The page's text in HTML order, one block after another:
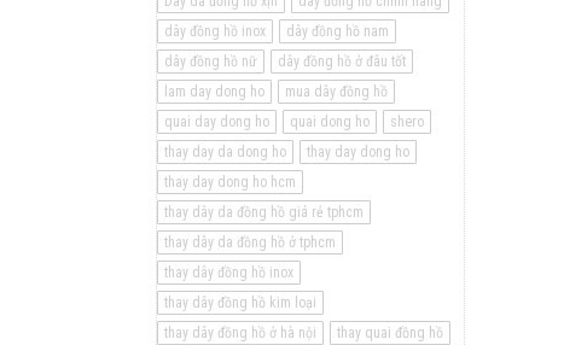
dây đồng hồ inox
dây đồng hồ nam
dây đồng hồ nữ
dây đồng hồ ở đâu tốt
lam day dong ho
mua dây đồng hồ
quai day dong ho
quai dong ho
shero
thay day da dong ho
thay day dong ho
thay day dong ho hcm
thay dây da đồng hồ giá rẻ tphcm
thay dây da đồng hồ ở tphcm
thay dây đồng hồ inox
thay dây đồng hồ kim loại
thay dây đồng hồ ở hà nội
thay quai đồng hồ